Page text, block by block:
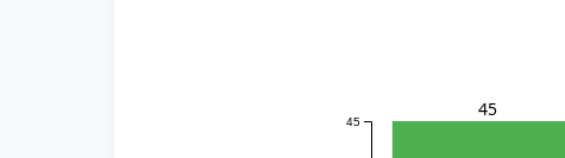
45
45